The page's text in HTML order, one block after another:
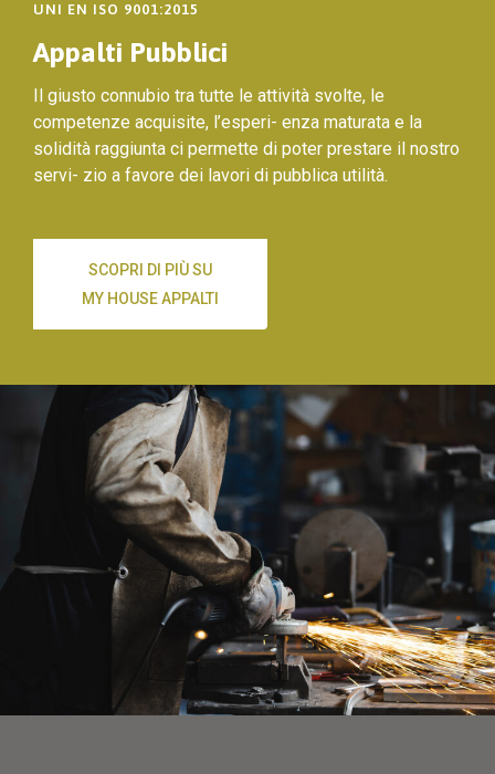
UNI EN ISO 9001:2015
Appalti Pubblici
Il giusto connubio tra tutte le attività svolte, le
competenze acquisite, l’esperi- enza maturata e la
solidità raggiunta ci permette di poter prestare il nostro
servi- zio a favore dei lavori di pubblica utilità.
SCOPRI DI PIÙ SU
MY HOUSE APPALTI